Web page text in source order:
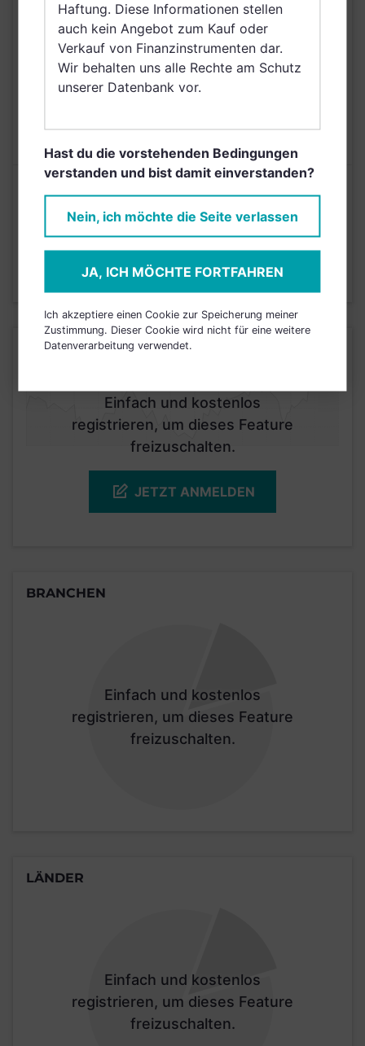
Singapur,
Griechenland, Brunei
Darussalam, Saudi
Arabien
AUSGABEAUFSCHLAG 5,00%
N/A
1 2 3 4 5 6 7
Stand 31.08.2025
KURSENTWICKLUNG
Einfach und kostenlos
registrieren, um dieses Feature
freizuschalten.
JETZT ANMELDEN
BRANCHEN
Einfach und kostenlos
registrieren, um dieses Feature
freizuschalten.
LÄNDER
Einfach und kostenlos
registrieren, um dieses Feature
freizuschalten.
Haftung. Diese Informationen stellen
auch kein Angebot zum Kauf oder
Verkauf von Finanzinstrumenten dar.
Wir behalten uns alle Rechte am Schutz
unserer Datenbank vor.
Hast du die vorstehenden Bedingungen
verstanden und bist damit einverstanden?
Nein, ich möchte die Seite verlassen
JA, ICH MÖCHTE FORTFAHREN
Ich akzeptiere einen Cookie zur Speicherung meiner
Zustimmung. Dieser Cookie wird nicht für eine weitere
Datenverarbeitung verwendet.